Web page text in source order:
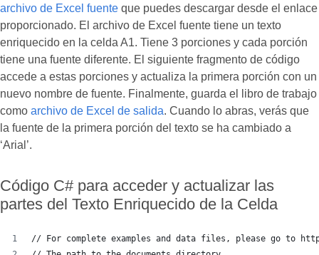
archivo de Excel fuente que puedes descargar desde el enlace
proporcionado. El archivo de Excel fuente tiene un texto
enriquecido en la celda A1. Tiene 3 porciones y cada porción
tiene una fuente diferente. El siguiente fragmento de código
accede a estas porciones y actualiza la primera porción con un
nuevo nombre de fuente. Finalmente, guarda el libro de trabajo
como archivo de Excel de salida. Cuando lo abras, verás que
la fuente de la primera porción del texto se ha cambiado a
‘Arial’.
Código C# para acceder y actualizar las
partes del Texto Enriquecido de la Celda
// For complete examples and data files, please go to